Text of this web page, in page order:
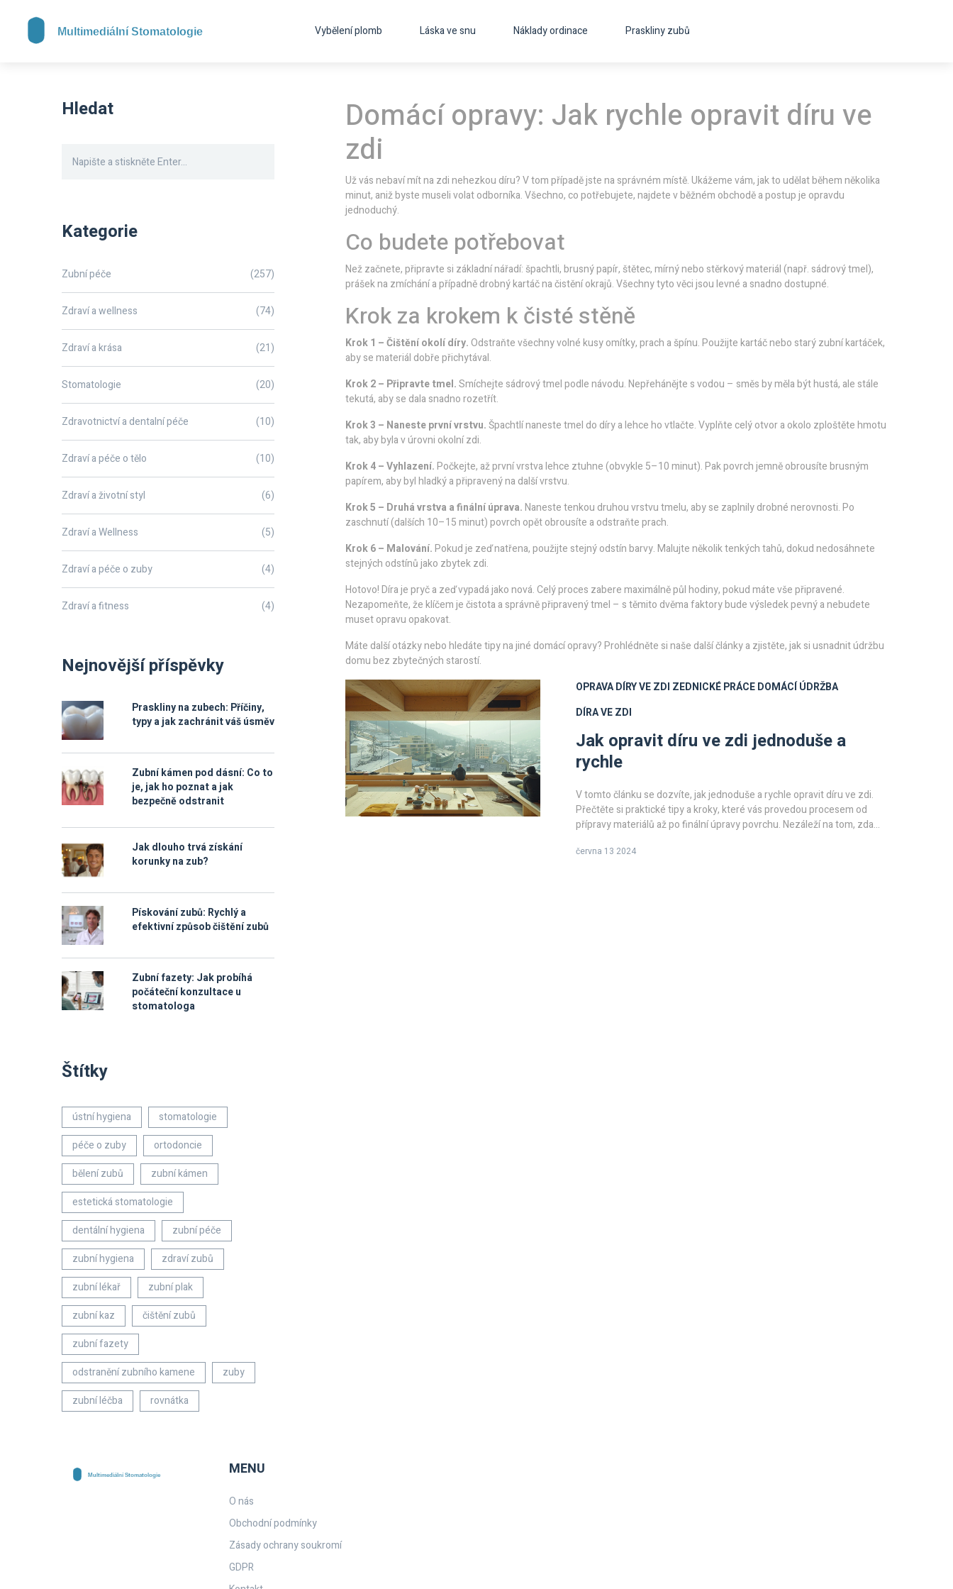
Vybělení plomb Láska ve snu Náklady ordinace Praskliny zubů
Domácí opravy: Jak rychle opravit díru ve
zdi
Už vás nebaví mít na zdi nehezkou díru? V tom případě jste na správném místě. Ukážeme vám, jak to udělat během několika
minut, aniž byste museli volat odborníka. Všechno, co potřebujete, najdete v běžném obchodě a postup je opravdu
jednoduchý.
Co budete potřebovat
Než začnete, připravte si základní nářadí: špachtli, brusný papír, štětec, mírný nebo stěrkový materiál (např. sádrový tmel),
prášek na zmíchání a případně drobný kartáč na čistění okrajů. Všechny tyto věci jsou levné a snadno dostupné.
Krok za krokem k čisté stěně
Krok 1 – Čištění okolí díry.Odstraňte všechny volné kusy omítky, prach a špínu. Použijte kartáč nebo starý zubní kartáček,
aby se materiál dobře přichytával.
Krok 2 – Připravte tmel.Smíchejte sádrový tmel podle návodu. Nepřehánějte s vodou – směs by měla být hustá, ale stále
tekutá, aby se dala snadno rozetřít.
Krok 3 – Naneste první vrstvu.Špachtlí naneste tmel do díry a lehce ho vtlačte. Vyplňte celý otvor a okolo zploštěte hmotu
tak, aby byla v úrovni okolní zdi.
Krok 4 – Vyhlazení.Počkejte, až první vrstva lehce ztuhne (obvykle 5–10 minut). Pak povrch jemně obrousíte brusným
papírem, aby byl hladký a připravený na další vrstvu.
Krok 5 – Druhá vrstva a finální úprava.Naneste tenkou druhou vrstvu tmelu, aby se zaplnily drobné nerovnosti. Po
zaschnutí (dalších 10–15 minut) povrch opět obrousíte a odstraňte prach.
Krok 6 – Malování.Pokud je zeď natřena, použijte stejný odstín barvy. Malujte několik tenkých tahů, dokud nedosáhnete
stejných odstínů jako zbytek zdi.
Hotovo! Díra je pryč a zeď vypadá jako nová. Celý proces zabere maximálně půl hodiny, pokud máte vše připravené.
Nezapomeňte, že klíčem je čistota a správně připravený tmel – s těmito dvěma faktory bude výsledek pevný a nebudete
muset opravu opakovat.
Máte další otázky nebo hledáte tipy na jiné domácí opravy? Prohlédněte si naše další články a zjistěte, jak si usnadnit údržbu
domu bez zbytečných starostí.
OPRAVA DÍRY VE ZDI ZEDNICKÉ PRÁCEDOMÁCÍ ÚDRŽBA
DÍRA VE ZDI
Jak opravit díru ve zdi jednoduše a
rychle
V tomto článku se dozvíte, jak jednoduše a rychle opravit díru ve zdi.
Přečtěte si praktické tipy a kroky, které vás provedou procesem od
přípravy materiálů až po finální úpravy povrchu. Nezáleží na tom, zda
zvládnout opravu bez problémů.
června 13 2024
Hledat
Kategorie
Zubní péče (257)
Zdraví a wellness (74)
Zdraví a krása (21)
Stomatologie (20)
Zdravotnictví a dentalní péče (10)
Zdraví a péče o tělo (10)
Zdraví a životní styl (6)
Zdraví a Wellness (5)
Zdraví a péče o zuby (4)
Zdraví a fitness (4)
Nejnovější příspěvky
Praskliny na zubech: Příčiny,
typy a jak zachránit váš úsměv
Zubní kámen pod dásní: Co to
je, jak ho poznat a jak
bezpečně odstranit
Jak dlouho trvá získání
korunky na zub?
Pískování zubů: Rychlý a
efektivní způsob čištění zubů
Zubní fazety: Jak probíhá
počáteční konzultace u
stomatologa
Štítky
ústní hygiena
stomatologie
péče o zuby
ortodoncie
bělení zubů
zubní kámen
estetická stomatologie
dentální hygiena
zubní péče
zubní hygiena
zdraví zubů
zubní lékař
zubní plak
zubní kaz
čištění zubů
zubní fazety
odstranění zubního kamene
zuby
zubní léčba
rovnátka
MENU
O nás
Obchodní podmínky
Zásady ochrany soukromí
GDPR